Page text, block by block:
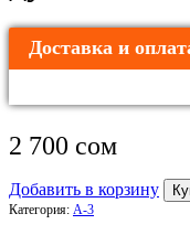
Доставка и
2 700 сом
Добавить в корзину
Категория: A-3